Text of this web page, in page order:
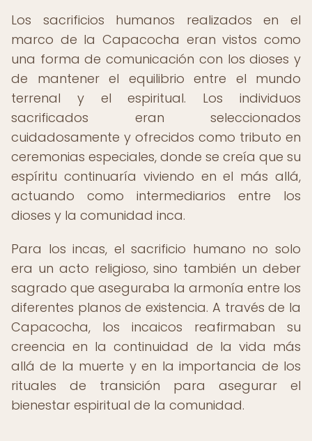
Los sacrificios humanos realizados en el
marco de la Capacocha eran vistos como
una forma de comunicación con los dioses y
de mantener el equilibrio entre el mundo
terrenal y el espiritual. Los individuos
sacrificados eran seleccionados
cuidadosamente y ofrecidos como tributo en
ceremonias especiales, donde se creía que su
espíritu continuaría viviendo en el más allá,
actuando como intermediarios entre los
dioses y la comunidad inca.
Para los incas, el sacrificio humano no solo
era un acto religioso, sino también un deber
sagrado que aseguraba la armonía entre los
diferentes planos de existencia. A través de la
Capacocha, los incaicos reafirmaban su
creencia en la continuidad de la vida más
allá de la muerte y en la importancia de los
rituales de transición para asegurar el
bienestar espiritual de la comunidad.